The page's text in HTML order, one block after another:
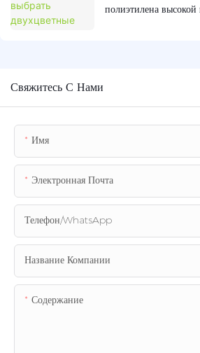
полиэтилена
Свяжитесь С Нами
Имя
Электронная Почта
Телефон/WhatsApp
Название Компании
Содержание